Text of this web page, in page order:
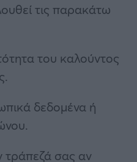
τις παρακάτω
του καλούντος
δεδομένα ή
τράπεζά σας αν